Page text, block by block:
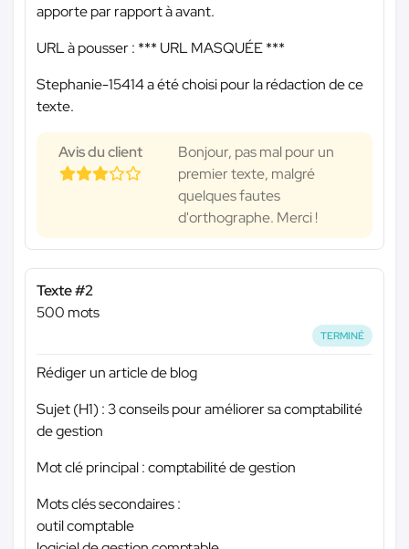
apporte par rapport à avant.
URL à pousser : *** URL MASQUÉE ***
Stephanie-15414 a été choisi pour la rédaction de ce
texte.
Avis du client
Bonjour, pas mal pour un
premier texte, malgré
quelques fautes
d'orthographe. Merci !
Texte #2
500 mots
TERMINÉ
Rédiger un article de blog
Sujet (H1) : 3 conseils pour améliorer sa comptabilité
de gestion
Mot clé principal : comptabilité de gestion
Mots clés secondaires :
outil comptable